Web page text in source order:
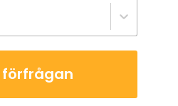
förfrågan